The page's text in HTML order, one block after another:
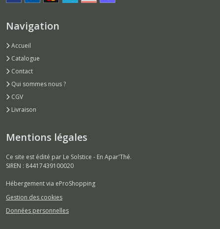
Navigation
Accueil
Catalogue
Contact
Qui sommes nous ?
CGV
Livraison
Mentions légales
Ce site est édité par Le Solstice - En Apar'Thé.
SIREN : 84417439100020
Hébergement via eProShopping
Gestion des cookies
Données personnelles